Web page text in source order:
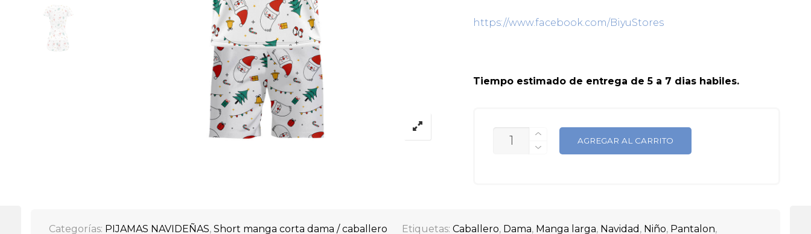
https://www.facebook.com/BiyuStores
Tiempo estimado de entrega de 5 a 7 dias habiles.
CANTIDAD
AGREGAR AL CARRITO
Categorías: PIJAMAS NAVIDEÑAS, Short manga corta dama / caballero Etiquetas: Caballero, Dama, Manga larga, Navidad , Niño, Pantalon,